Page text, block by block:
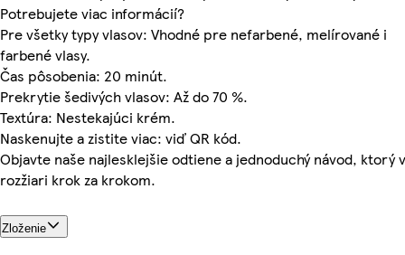
Potrebujete viac informácií?
Pre všetky typy vlasov: Vhodné pre nefarbené, melírované i
farbené vlasy.
Čas pôsobenia: 20 minút.
Prekrytie šedivých vlasov: Až do 70 %.
Textúra: Nestekajúci krém.
Naskenujte a zistite viac: viď QR kód.
Objavte naše najlesklejšie odtiene a jednoduchý návod, ktorý
rozžiari krok za krokom.
Zloženie